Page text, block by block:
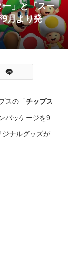
」と『スー
月より発
スの「チップス
パッケージを9
ジナルグッズが